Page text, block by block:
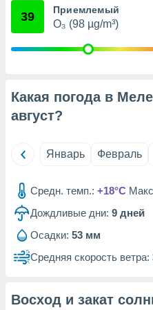
веб-
и
файлов
время
против
» или
cookie
39 Приемлемый
O₃ (98 µg/m³)
Какая погода в
август?
Январь Февраль
Средн. темп.: +18°C
Дождливые дни: 9 дней
Осадки: 53 мм
Средняя скорость ветра:
Восход и закат